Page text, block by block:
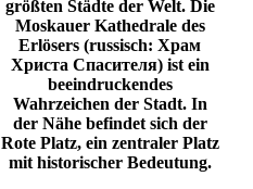
größten Städte der Welt. Die
Moskauer Kathedrale des
Erlösers (russisch: Храм
Христа Спасителя) ist ein
beeindruckendes
Wahrzeichen der Stadt. In
der Nähe befindet sich der
Rote Platz, ein zentraler Platz
mit historischer Bedeutung.